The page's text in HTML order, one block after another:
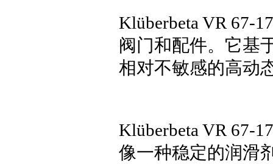
Klüberbeta VR 67-
阀门和配件。它基
相对不敏感的高动
Klüberbeta VR 67-
像一种稳定的润滑